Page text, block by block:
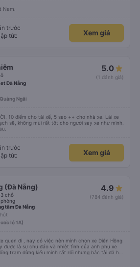
Nam.
trước
tức
Xem giá
5.0
(1 đánh giá)
Đà Nẵng
Ngãi
10 điểm cho tài xế, 5 sao ++ cho nhà xe. Lái xe
sẽ, không mùi rất tốt cho người say xe như mình.
trước
tức
Xem giá
(Đà Nẵng)
chỗ
4.9
(784 đánh giá)
tâm Đà Nẵng
lộ 1A)
quen đi , nay có việc nên mình chọn xe Diên Hồng
được là sự chu đáo và nhiệt tình của anh phụ xe
trạm dừng kiểu mình rất rối nhưng bác tài đã hỗ
chất lượng 🥰